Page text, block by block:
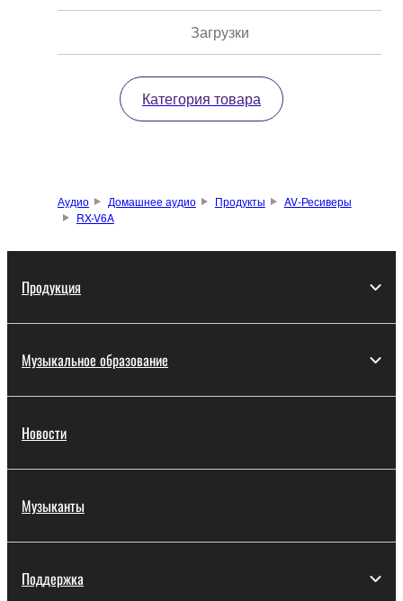
Загрузки
Категория товара
Аудио Домашнее аудио Продукты
AV-Ресиверы
RX-V6A
Продукция
Музыкальное образование
Новости
Музыканты
Поддержка